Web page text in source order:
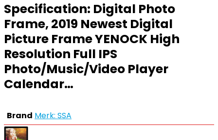
Specification: Digital Photo
Frame, 2019 Newest Digital
Picture Frame YENOCK High
Resolution Full IPS
Photo/Music/Video Player
Calendar…
Brand Merk: SSA